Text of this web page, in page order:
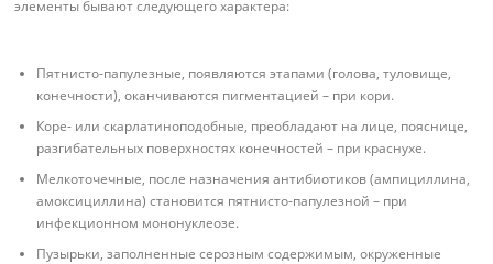
элементы бывают следующего характера:
Пятнисто-папулезные, появляются этапами (голова, туловище,
конечности), оканчиваются пигментацией – при кори.
Коре- или скарлатиноподобные, преобладают на лице, пояснице,
разгибательных поверхностях конечностей – при краснухе.
Мелкоточечные, после назначения антибиотиков (ампициллина,
амоксициллина) становится пятнисто-папулезной – при
инфекционном мононуклеозе.
Пузырьки, заполненные серозным содержимым, окруженные